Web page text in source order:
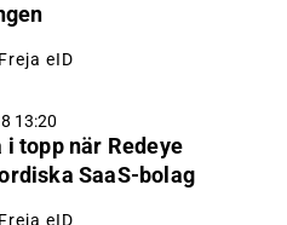
Freja eID
13:20
i topp när Redeye
SaaS-bolag
Freja eID